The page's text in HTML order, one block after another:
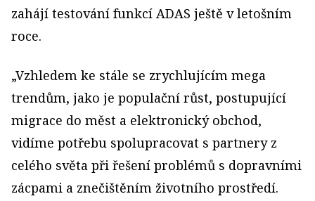
zahájí testování funkcí ADAS ještě v letošním
roce.
„Vzhledem ke stále se zrychlujícím mega
trendům, jako je populační růst, postupující
migrace do měst a elektronický obchod,
vidíme potřebu spolupracovat s partnery z
celého světa při řešení problémů s dopravními
zácpami a znečištěním životního prostředí.